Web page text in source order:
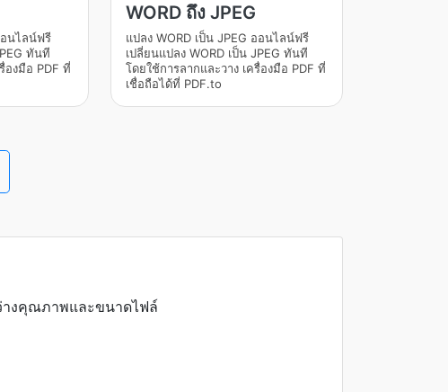
อนไลน์ฟรี
ทันที
องมือ PDF ที่
WORD ถึง JPEG
แปลง WORD เป็น JPEG ออนไลน์ฟรี
เปลี่ยนแปลง WORD เป็น JPEG ทันที
โดยใช้การลากและวาง เครื่องมือ PDF ที่
เชื่อถือได้ที่ PDF.to
างคุณภาพและขนาดไฟล์